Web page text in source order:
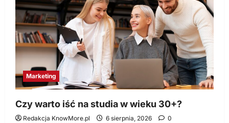
Marketing
Czy warto iść na studia w wieku 30+?
Redakcja KnowMore.pl 6 sierpnia, 2026 0